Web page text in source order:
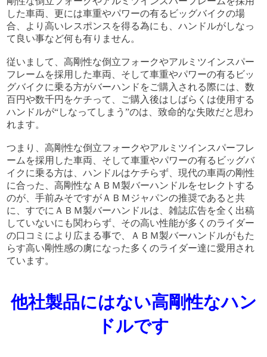
した車両、更には車重やパワーの有るビッグバイクの場
合、より高いレスポンスを得る為にも、ハンドルがしなっ
て良い事など何も有りません。
従いまして、高剛性な倒立フォークやアルミツインスパー
フレームを採用した車両、そして車重やパワーの有るビッ
グバイクに乗る方がバーハンドをご購入される際には、数
百円や数千円をケチって、ご購入後はしばらくは使用する
ハンドルが“しなってしまう”のは、致命的な失敗だと思わ
れます。
つまり、高剛性な倒立フォークやアルミツインスパーフレ
ームを採用した車両、そして車重やパワーの有るビッグバ
イクに乗る方は、ハンドルはケチらず、現代の車両の剛性
に合った、高剛性なＡＢＭ製バーハンドルをセレクトする
のが、手前みそですがＡＢＭジャパンの推奨であると共
に、すでにＡＢＭ製バーハンドルは、雑誌広告を全く出稿
していないにも関わらず、その高い性能が多くのライダー
の口コミにより広まる事で、ＡＢＭ製バーハンドルがもた
らす高い剛性感の虜になった多くのライダー達に愛用され
ています。
他社製品にはない高剛性なハン
ドルです